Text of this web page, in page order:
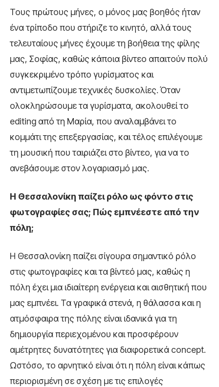
Τους πρώτους μήνες, ο μόνος μας βοηθός ήταν
ένα τρίποδο που στήριζε το κινητό, αλλά τους
τελευταίους μήνες έχουμε τη βοήθεια της φίλης
μας, Σοφίας, καθώς κάποια βίντεο απαιτούν πολύ
συγκεκριμένο τρόπο γυρίσματος και
αντιμετωπίζουμε τεχνικές δυσκολίες. Όταν
ολοκληρώσουμε τα γυρίσματα, ακολουθεί το
editing από τη Μαρία, που αναλαμβάνει το
κομμάτι της επεξεργασίας, και τέλος επιλέγουμε
τη μουσική που ταιριάζει στο βίντεο, για να το
ανεβάσουμε στον λογαριασμό μας.
Η Θεσσαλονίκη παίζει ρόλο ως φόντο στις
φωτογραφίες σας; Πώς εμπνέεστε από την
πόλη;
Η Θεσσαλονίκη παίζει σίγουρα σημαντικό ρόλο
στις φωτογραφίες και τα βίντεό μας, καθώς η
πόλη έχει μια ιδιαίτερη ενέργεια και αισθητική που
μας εμπνέει. Τα γραφικά στενά, η θάλασσα και η
ατμόσφαιρα της πόλης είναι ιδανικά για τη
δημιουργία περιεχομένου και προσφέρουν
αμέτρητες δυνατότητες για διαφορετικά concept.
Ωστόσο, το αρνητικό είναι ότι η πόλη είναι κάπως
περιορισμένη σε σχέση με τις επιλογές